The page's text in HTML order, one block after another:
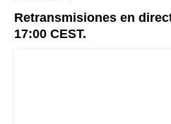
Retransmisiones en
17:00 CEST.